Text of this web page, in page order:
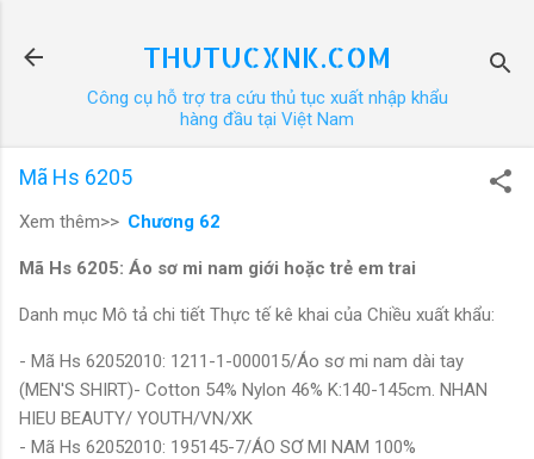
THUTUCXNK.COM
Công cụ hỗ trợ tra cứu thủ tục xuất nhập khẩu
hàng đầu tại Việt Nam
Mã Hs 6205
Xem thêm>> Chương 62
Mã Hs 6205: Áo sơ mi nam giới hoặc trẻ em trai
Danh mục Mô tả chi tiết Thực tế kê khai của Chiều xuất khẩu:
- Mã Hs 62052010: 1211-1-000015/Áo sơ mi nam dài tay
(MEN'S SHIRT)- Cotton 54% Nylon 46% K:140-145cm. NHAN
HIEU BEAUTY/ YOUTH/VN/XK
- Mã Hs 62052010: 195145-7/ÁO SƠ MI NAM 100%